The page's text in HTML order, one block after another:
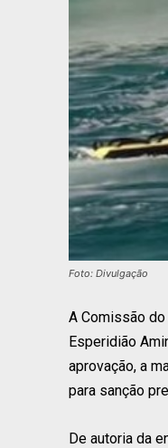
Foto: Divulgação
A Comissão
Esperidião
aprovação, a
para sanção
De autoria da